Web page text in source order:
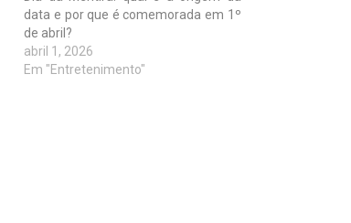
data e por que é comemorada em 1º
de abril?
abril 1, 2026
Em "Entretenimento"